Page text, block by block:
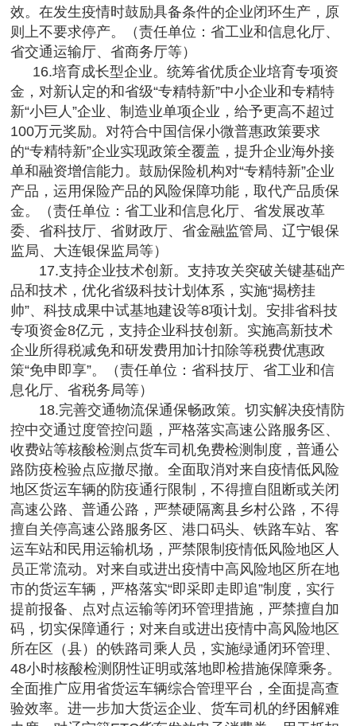
效。在发生疫情时鼓励具备条件的企业闭环生产，原
则上不要求停产。（责任单位：省工业和信息化厅、
省交通运输厅、省商务厅等）
16.培育成长型企业。统筹省优质企业培育专项资
金，对新认定的和省级“专精特新”中小企业和专精特
新“小巨人”企业、制造业单项企业，给予更高不超过
100万元奖励。对符合中国信保小微普惠政策要求
的“专精特新”企业实现政策全覆盖，提升企业海外接
单和融资增信能力。鼓励保险机构对“专精特新”企业
产品，运用保险产品的风险保障功能，取代产品质保
金。（责任单位：省工业和信息化厅、省发展改革
委、省科技厅、省财政厅、省金融监管局、辽宁银保
监局、大连银保监局等）
17.支持企业技术创新。支持攻关突破关键基础产
品和技术，优化省级科技计划体系，实施“揭榜挂
帅”、科技成果中试基地建设等8项计划。安排省科技
专项资金8亿元，支持企业科技创新。实施高新技术
企业所得税减免和研发费用加计扣除等税费优惠政
策“免申即享”。（责任单位：省科技厅、省工业和信
息化厅、省税务局等）
18.完善交通物流保通保畅政策。切实解决疫情防
控中交通过度管控问题，严格落实高速公路服务区、
收费站等核酸检测点货车司机免费检测制度，普通公
路防疫检验点应撤尽撤。全面取消对来自疫情低风险
地区货运车辆的防疫通行限制，不得擅自阻断或关闭
高速公路、普通公路，严禁硬隔离县乡村公路，不得
擅自关停高速公路服务区、港口码头、铁路车站、客
运车站和民用运输机场，严禁限制疫情低风险地区人
员正常流动。对来自或进出疫情中高风险地区所在地
市的货运车辆，严格落实“即采即走即追”制度，实行
提前报备、点对点运输等闭环管理措施，严禁擅自加
码，切实保障通行；对来自或进出疫情中高风险地区
所在区（县）的铁路司乘人员，实施绿通闭环管理、
48小时核酸检测阴性证明或落地即检措施保障乘务。
全面推广应用省货运车辆综合管理平台，全面提高查
验效率。进一步加大货运企业、货车司机的纾困解难